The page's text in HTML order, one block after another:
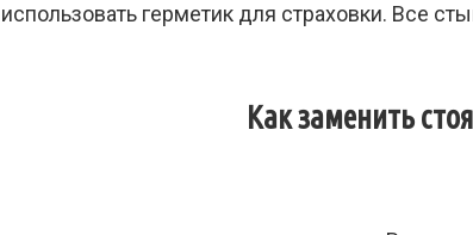
герметик для страховки. Все
Как заменить